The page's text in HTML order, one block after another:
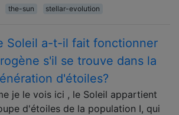
the-sun stellar-evolution
Soleil a-t-il fait fonctionner
s'il se trouve dans la
d'étoiles?
je le vois ici , le Soleil appartient
d'étoiles de la population I, qui